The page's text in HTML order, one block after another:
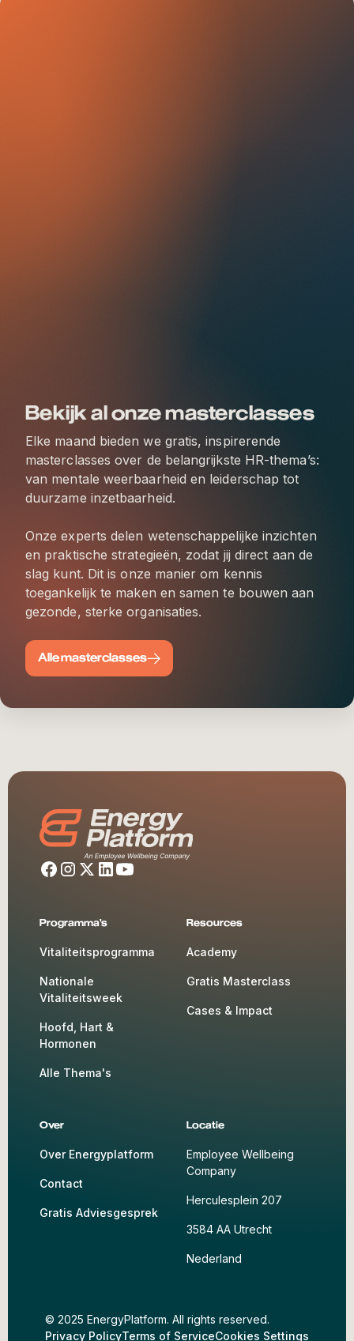
Bekijk al onze masterclasses
Elke maand bieden we gratis, inspirerende
masterclasses over de belangrijkste HR-thema’s:
van mentale weerbaarheid en leiderschap tot
duurzame inzetbaarheid.
Onze experts delen wetenschappelijke inzichten
en praktische strategieën, zodat jij direct aan de
slag kunt. Dit is onze manier om kennis
toegankelijk te maken en samen te bouwen aan
gezonde, sterke organisaties.
Alle masterclasses
Programma's
Vitaliteitsprogramma
Nationale
Vitaliteitsweek
Hoofd, Hart &
Hormonen
Alle Thema's
Resources
Academy
Gratis Masterclass
Cases & Impact
Over
Over Energyplatform
Contact
Gratis Adviesgesprek
Locatie
Employee Wellbeing
Company
Herculesplein 207
3584 AA Utrecht
Nederland
© 2025 EnergyPlatform. All rights reserved.
Privacy PolicyTerms of ServiceCookies Settings